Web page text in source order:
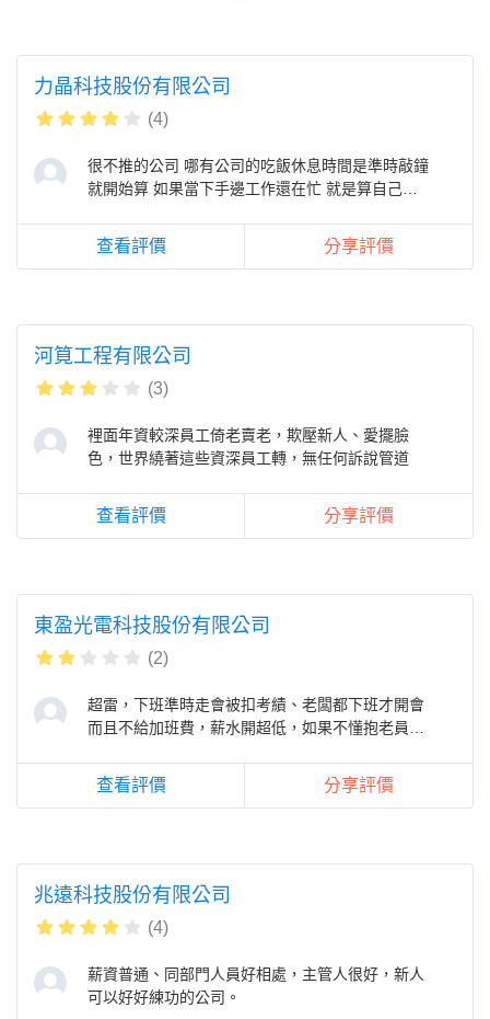
力晶科技股份有限公司
(4)
很不推的公司 哪有公司的吃飯休息時間是準時敲鐘
就開始算 如果當下手邊工作還在忙 就是算自己的
查看評價 分享評價
河筧工程有限公司
(3)
裡面年資較深員工倚老賣老，欺壓新人、愛擺臉
色，世界繞著這些資深員工轉，無任何訴說管道
查看評價 分享評價
東盈光電科技股份有限公司
(2)
超雷，下班準時走會被扣考績、老闆都下班才開會
而且不給加班費，薪水開超低，如果不懂抱老員工
查看評價 分享評價
兆遠科技股份有限公司
(4)
薪資普通、同部門人員好相處，主管人很好，新人
可以好好練功的公司。